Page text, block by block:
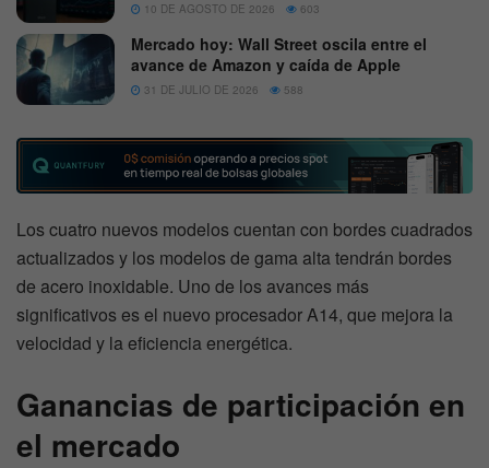
10 DE AGOSTO DE 2026 603
Mercado hoy: Wall Street oscila entre el
avance de Amazon y caída de Apple
31 DE JULIO DE 2026 588
Los cuatro nuevos modelos cuentan con bordes cuadrados
actualizados y los modelos de gama alta tendrán bordes
de acero inoxidable. Uno de los avances más
significativos es el nuevo procesador A14, que mejora la
velocidad y la eficiencia energética.
Ganancias de participación en
el mercado